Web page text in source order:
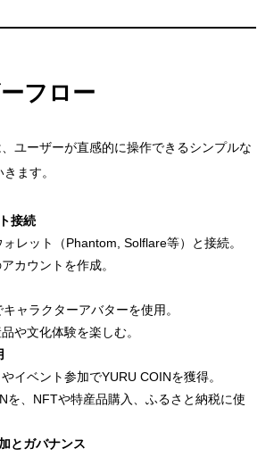
フロー
ユーザーが直感的に操作できるシンプルな
ます。
接続
レット（Phantom, Solflare等）と接続。
カウントを作成。
ャラクターアバターを使用。
や文化体験を楽しむ。
イベント参加でYURU COINを獲得。
を、NFTや特産品購入、ふるさと納税に使
とガバナンス